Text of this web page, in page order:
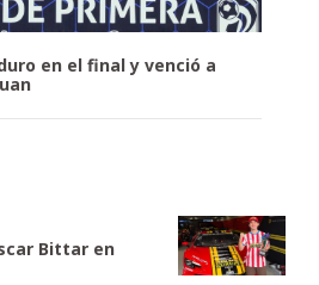
en el final y venció a
Bittar en